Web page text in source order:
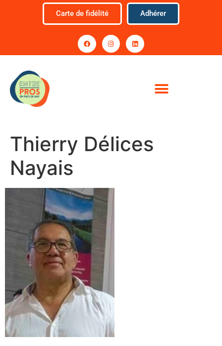
Carte de fidélité Adhérer
Thierry Délices
Nayais